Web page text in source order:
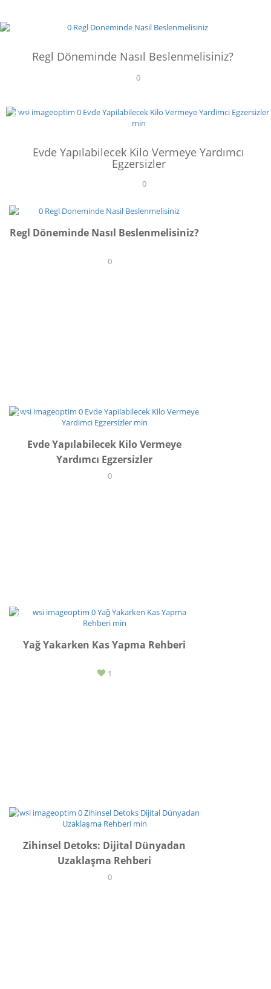
17
YAŞAM
17
YAŞAM
7 Adımda Tatilde Stresten Kurtulmak!
BESLENME
Regl Döneminde Nasıl Beslenmelisiniz?
0
SPOR
Evde Yapılabilecek Kilo Vermeye Yardımcı
Egzersizler
0
BESLENME
Regl Döneminde Nasıl Beslenmelisiniz?
0
SPOR
Evde Yapılabilecek Kilo Vermeye
Yardımcı Egzersizler
0
SPOR
Yağ Yakarken Kas Yapma Rehberi
1
YAŞAM
Zihinsel Detoks: Dijital Dünyadan
Uzaklaşma Rehberi
0